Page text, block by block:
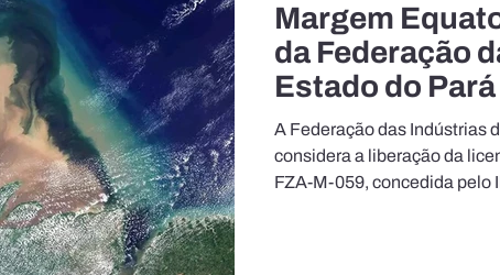
Margem
da Federação
Estado do Pará
A Federação das Indústrias
considera a liberação da
FZA-M-059, concedida pelo